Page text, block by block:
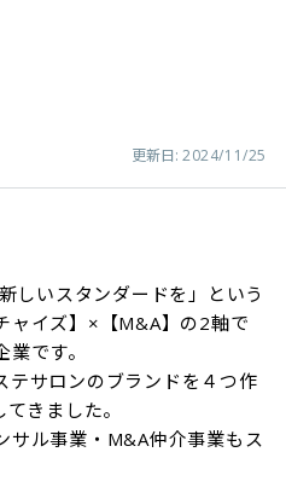
更新日: 2024/11/25
しいスタンダードを」という
ャイズ】×【M&A】の2軸で
です。
テサロンのブランドを４つ作
きました。
サル事業・M&A仲介事業もス